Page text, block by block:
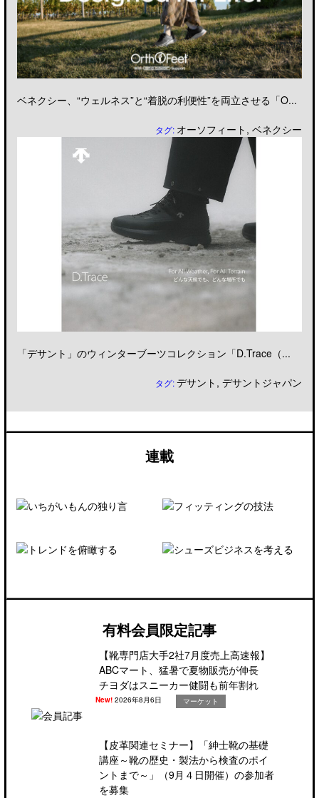
ベネクシー、“ウェルネス”と“着脱の利便性”を両立させる「O...
タグ: オーソフィート ,ベネクシー
「デサント」のウィンターブーツコレクション「D.Trace（...
タグ:デサント ,デサントジャパン
連載
有料会員限定記事
【靴専門店大手2社7月度売上高速報】
ABCマート、猛暑で夏物販売が伸長
チヨダはスニーカー健闘も前年割れ
New!2026年8月6日 マーケット
【皮革関連セミナー】「紳士靴の基礎
講座～靴の歴史・製法から検査のポイ
ントまで～」（9月４日開催）の参加者
を募集